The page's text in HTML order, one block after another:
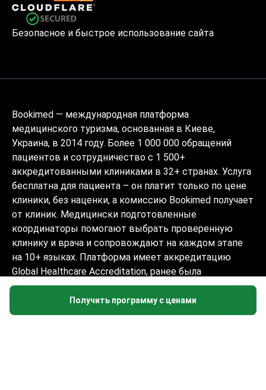
Получить программу с ценами
Безопасное и быстрое использование сайта
Bookimed — международная платформа
медицинского туризма, основанная в Киеве,
Украина, в 2014 году. Более 1 000 000 обращений
пациентов и сотрудничество с 1 500+
аккредитованными клиниками в 32+ странах. Услуга
бесплатна для пациента – он платит только по цене
клиники, без наценки, а комиссию Bookimed получает
от клиник. Медицински подготовленные
координаторы помогают выбрать проверенную
клинику и врача и сопровождают на каждом этапе
на 10+ языках. Платформа имеет аккредитацию
Global Healthcare Accreditation, ранее была
сертифицирована Temos (2024–2025). Рейтинг 4.6 на
Trustpilot и 4.4 на Google Reviews.
Информация на сайте не может быть